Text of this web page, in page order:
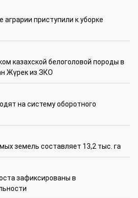
аграрии приступили к уборке
казахской белоголовой породы в
Жүрек из ЗКО
на систему оборотного
земель составляет 13,2 тыс. га
зафиксированы в